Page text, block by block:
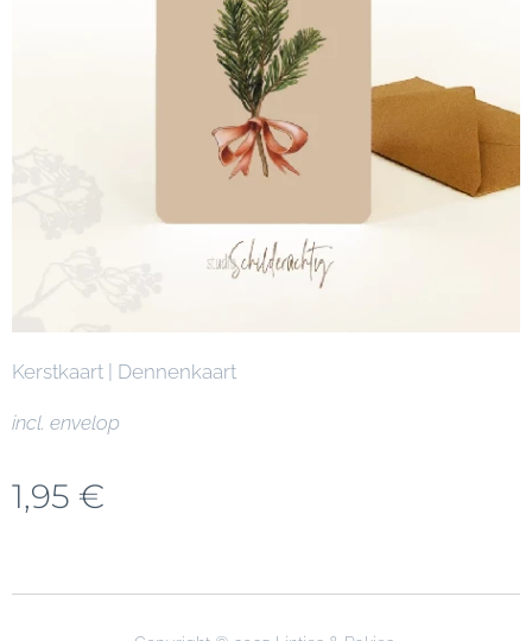
Kerstkaart | Dennenkaart
incl. envelop
1,95 €